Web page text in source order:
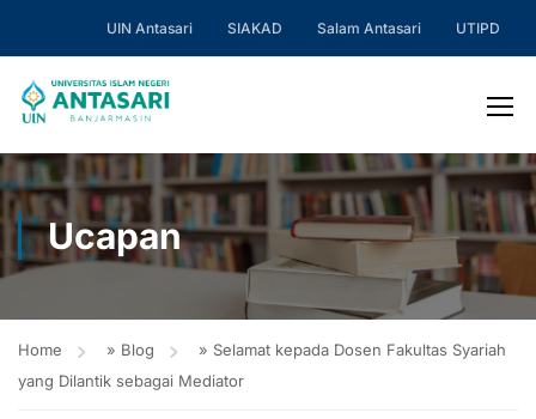
UIN Antasari SIAKAD Salam Antasari UTIPD
Ucapan
Home » Blog » Selamat kepada Dosen Fakultas Syariah
yang Dilantik sebagai Mediator